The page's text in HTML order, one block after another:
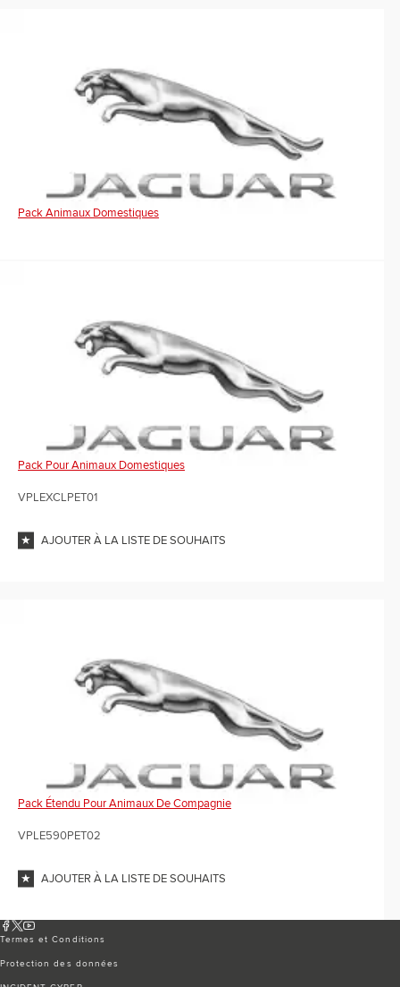
Pack Animaux Domestiques
Pack Pour Animaux Domestiques
VPLEXCLPET01
AJOUTER À LA LISTE DE SOUHAITS
Pack Étendu Pour Animaux De Compagnie
VPLE590PET02
AJOUTER À LA LISTE DE SOUHAITS
Termes et Conditions
Protection des données